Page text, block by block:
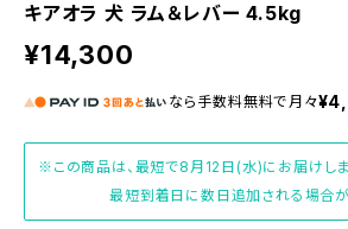
キアオラ 犬 ラム＆レバー 4.5kg
¥14,300
なら 手数料無料で 月々
※この商品は、最短で8月12日(水)にお届けしま
最短到着日に数日追加される場合が